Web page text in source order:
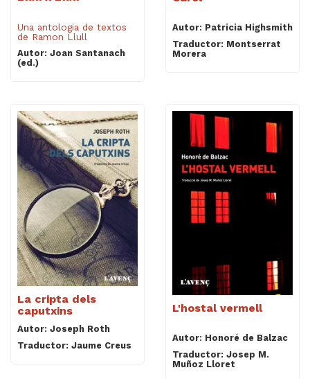
Una antologia de textos
de Ramon Llull
Autor: Joan Santanach
(ed.)
Autor: Patricia Highsmith
Traductor: Montserrat
Morera
La cripta dels
caputxins
Autor: Joseph Roth
Traductor: Jaume Creus
L'hostal vermell
Autor: Honoré de Balzac
Traductor: Josep M.
Muñoz Lloret